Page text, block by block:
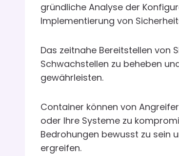
gründliche Analyse der
Implementierung von
Das zeitnahe Bereitstellen von
Schwachstellen zu beheben
gewährleisten.
Container können von
oder Ihre Systeme zu
Bedrohungen bewusst zu sein
ergreifen.